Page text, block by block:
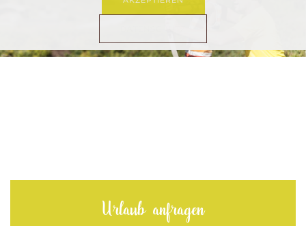
Urlaub anfragen